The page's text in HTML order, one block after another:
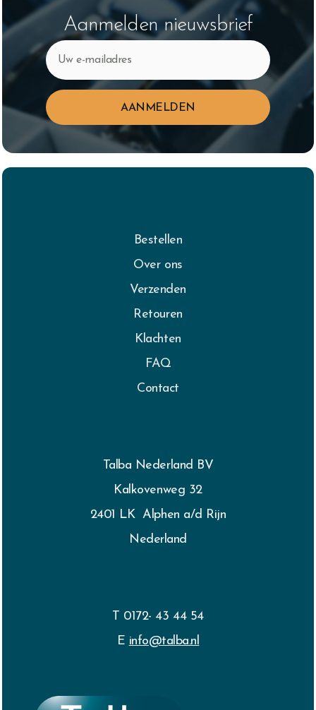
Aanmelden nieuwsbrief
Bestellen
Over ons
Verzenden
Retouren
Klachten
FAQ
Contact
Talba Nederland BV
Kalkovenweg 32
2401 LK Alphen a/d Rijn
Nederland
T 0172- 43 44 54
E info@talba.nl